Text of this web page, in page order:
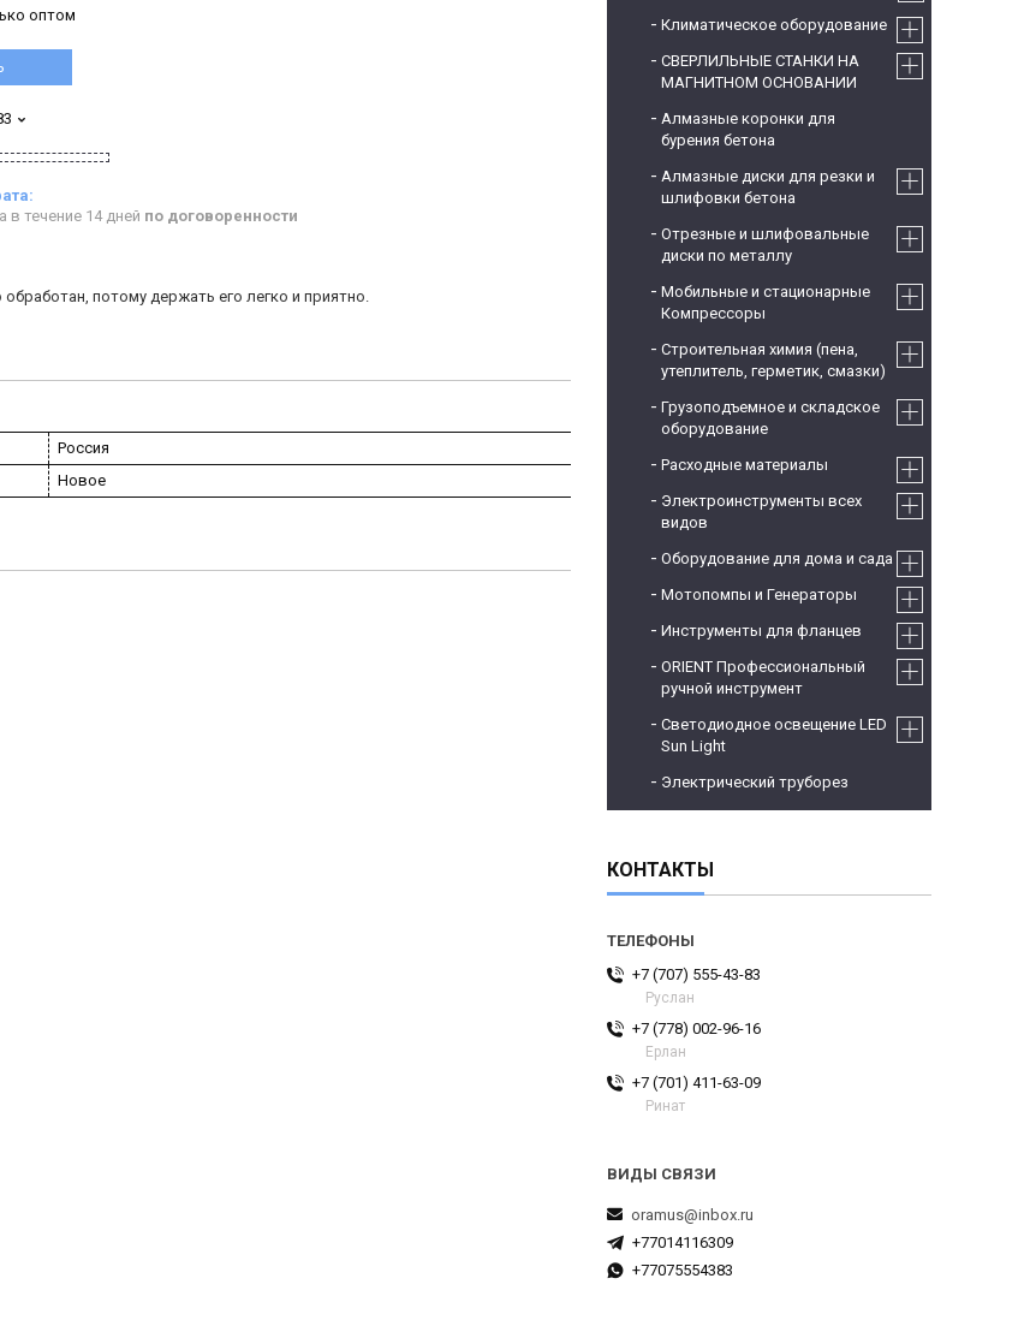
оптом
в течение 14 дней по договоренности
потому держать его легко и приятно.
Россия
Новое
Климатическое оборудование
СВЕРЛИЛЬНЫЕ СТАНКИ НА
МАГНИТНОМ ОСНОВАНИИ
Алмазные коронки для
бурения бетона
Алмазные диски для резки и
шлифовки бетона
Отрезные и шлифовальные
диски по металлу
Мобильные и стационарные
Компрессоры
Строительная химия (пена,
утеплитель, герметик, смазки)
Грузоподъемное и складское
оборудование
Расходные материалы
Электроинструменты всех
видов
Оборудование для дома и сада
Мотопомпы и Генераторы
Инструменты для фланцев
ORIENT Профессиональный
ручной инструмент
Светодиодное освещение LED
Sun Light
Электрический труборез
КОНТАКТЫ
+7 (707) 555-43-83
Руслан
+7 (778) 002-96-16
Ерлан
+7 (701) 411-63-09
Ринат
oramus@inbox.ru
+77014116309
+77075554383